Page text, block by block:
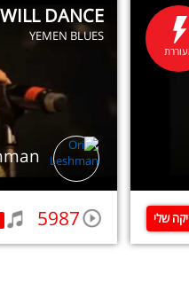
שלי
DANCE
YEMEN BLUES
5987